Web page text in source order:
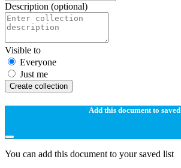
Description (optional)
Visible to
Everyone
Just me
Create collection
Add this document to saved
You can add this document to your saved list